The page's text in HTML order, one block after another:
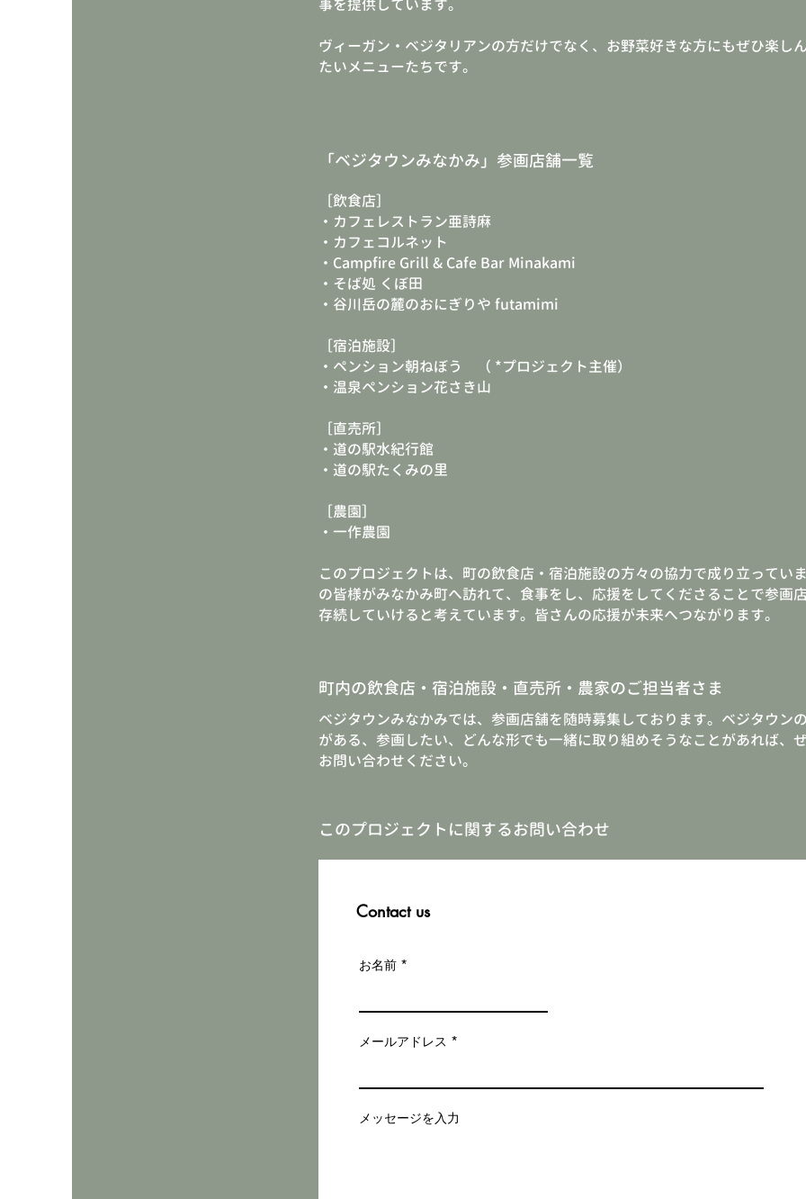
事を提供しています。
ヴィーガン・ベジタリアンの方だけでなく、お野菜好きな方にもぜひ楽し
たいメニューたちです。
「ベジタウンみなかみ」参画店舗一覧
［飲食店］
・カフェレストラン亜詩麻
・カフェコルネット
・Campfire Grill & Cafe Bar Minakami
・そば処 くぼ田
・谷川岳の麓のおにぎりや futamimi
［宿泊施設］
・ペンション朝ねぼう （ *プロジェクト主催）
・温泉ペンション花さき山
［直売所］
・道の駅水紀行館
・道の駅たくみの里
［農園］
​・一作農園
このプロジェクトは、町の飲食店・宿泊施設の方々の協力で成り立ってい
の皆様がみなかみ町へ訪れて、食事をし、応援をしてくださることで参画店
存続していけると考えています。皆さんの応援が未来へつながります。
町内の飲食店・宿泊施設・直売所・農家のご担当者さま
ベジタウンみなかみでは、参画店舗を随時募集しております。ベジタウン
がある、参画したい、どんな形でも一緒に取り組めそうなことがあれば、
お問い合わせください。
このプロジェクトに関するお問い合わせ
Contact us
お名前
メールアドレス
メッセージを入力